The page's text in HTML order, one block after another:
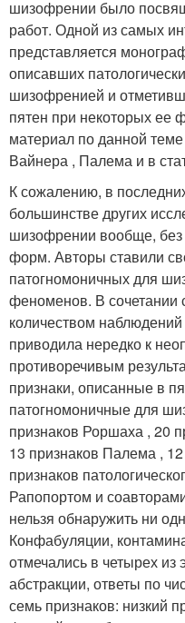
шизофрении было
работ. Одной из самых
представляется
описавших
шизофренией и
пятен при некоторых ее
материал по данной
Вайнера , Палема и в
К сожалению, в
большинстве других
шизофрении вообще,
форм. Авторы ставили
патогномоничных для
феноменов. В сочетании
количеством
приводила нередко к
противоречивым
признаки, описанные в
патогномоничные для
признаков Роршаха , 20
13 признаков Палема ,
признаков
Рапопортом и
нельзя обнаружить ни
Конфабуляции,
отмечались в четырех из
абстракции, ответы по
семь признаков: низкий